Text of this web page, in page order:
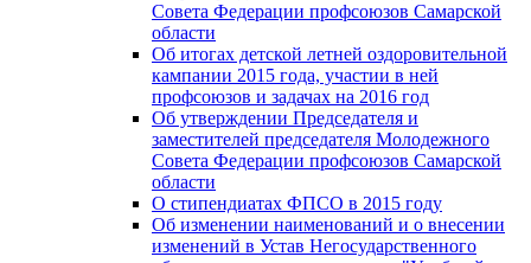
Совета Федерации профсоюзов Самарской
области
Об итогах детской летней оздоровительной
кампании 2015 года, участии в ней
профсоюзов и задачах на 2016 год
Об утверждении Председателя и
заместителей председателя Молодежного
Совета Федерации профсоюзов Самарской
области
О стипендиатах ФПСО в 2015 году
Об изменении наименований и о внесении
изменений в Устав Негосударственного